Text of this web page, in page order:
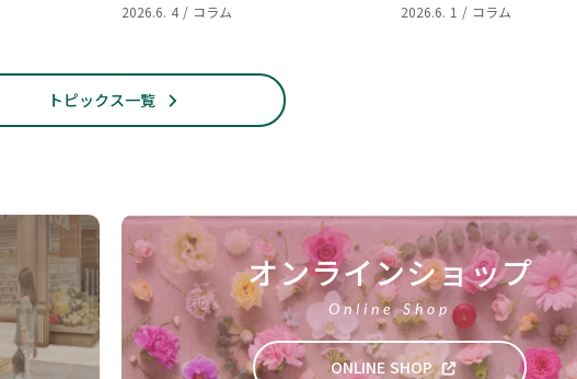
2026.6. 4 / コラム 2026.6. 1 / コラム
トピックス一覧
オンラインショップ
Online Shop
ONLINE SHOP